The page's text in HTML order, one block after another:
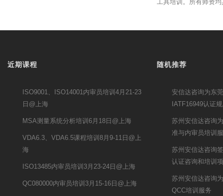
工具培训。所有师资
近期课程
ISO9001、ISO14001内审员培训4月21-23
日@上海
MSA测量系统分析培训6月18日@上海
VDA6.3、VDA6.5课程培训8月9-11日@上
海
ISO13485内审员培训3月23-24日@上海
QC080000内审员培训3月15-16日@上海
随机推荐
安信达咨询为东
IATF16949认证
苏州安信达咨询
准与内审员培训
苏州安信达咨询
认证咨询和培训
苏州安信达咨询
QCC培训服务